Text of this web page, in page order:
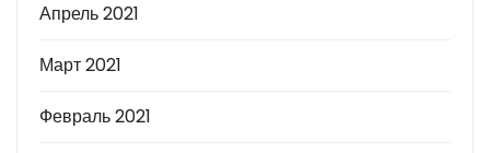
Апрель 2021
Март 2021
Февраль 2021